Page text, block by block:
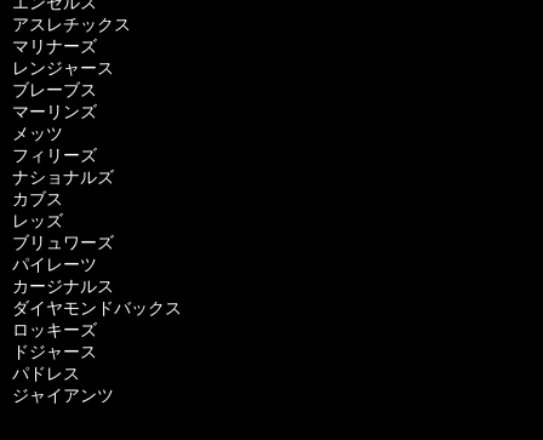
アスレチックス
マリナーズ
レンジャース
ブレーブス
マーリンズ
メッツ
フィリーズ
ナショナルズ
カブス
レッズ
ブリュワーズ
パイレーツ
カージナルス
ダイヤモンドバックス
ロッキーズ
ドジャース
パドレス
ジャイアンツ